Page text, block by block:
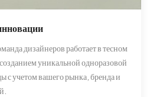
дизайнеров работает в тесном
уникальной одноразовой
с учетом вашего рынка, бренда и